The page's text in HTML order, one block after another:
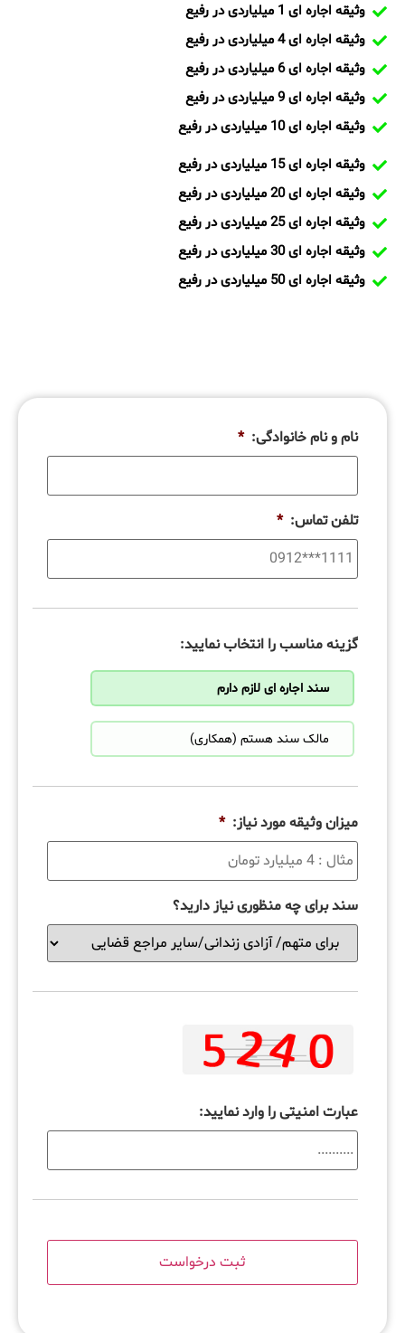
وثیقه اجاره ای 1 میلیاردی در رفیع
وثیقه اجاره ای 4 میلیاردی در رفیع
وثیقه اجاره ای 6 میلیاردی در رفیع
وثیقه اجاره ای 9 میلیاردی در رفیع
وثیقه اجاره ای 10 میلیاردی در رفیع
وثیقه اجاره ای 15 میلیاردی در رفیع
وثیقه اجاره ای 20 میلیاردی در رفیع
وثیقه اجاره ای 25 میلیاردی در رفیع
وثیقه اجاره ای 30 میلیاردی در رفیع
وثیقه اجاره ای 50 میلیاردی در رفیع
نام و نام خانوادگی: *
تلفن تماس: *
گزینه مناسب را انتخاب نمایید:
سند اجاره ای لازم دارم
مالک سند هستم (همکاری)
میزان وثیقه مورد نیاز: *
سند برای چه منظوری نیاز دارید؟
عبارت امنیتی را وارد نمایید: